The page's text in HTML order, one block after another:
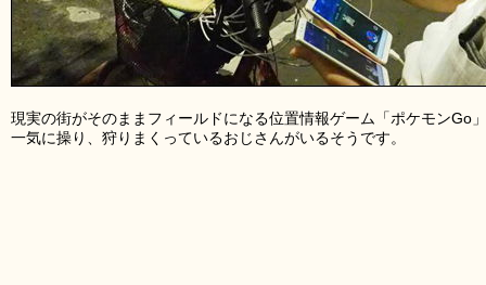
現実の街がそのままフィールドになる位置情報ゲーム「ポケモンGo
一気に操り、狩りまくっているおじさんがいるそうです。